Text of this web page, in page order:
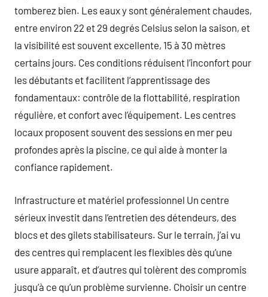
tomberez bien. Les eaux y sont généralement chaudes,
entre environ 22 et 29 degrés Celsius selon la saison, et
la visibilité est souvent excellente, 15 à 30 mètres
certains jours. Ces conditions réduisent l’inconfort pour
les débutants et facilitent l’apprentissage des
fondamentaux: contrôle de la flottabilité, respiration
régulière, et confort avec l’équipement. Les centres
locaux proposent souvent des sessions en mer peu
profondes après la piscine, ce qui aide à monter la
confiance rapidement.
Infrastructure et matériel professionnel Un centre
sérieux investit dans l’entretien des détendeurs, des
blocs et des gilets stabilisateurs. Sur le terrain, j’ai vu
des centres qui remplacent les flexibles dès qu’une
usure apparaît, et d’autres qui tolèrent des compromis
jusqu’à ce qu’un problème survienne. Choisir un centre